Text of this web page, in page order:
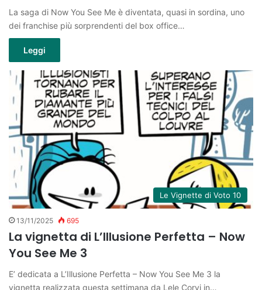
La saga di Now You See Me è diventata, quasi in sordina, uno
dei franchise più sorprendenti del box office…
Leggi
Le Vignette di Voto 10
13/11/2025 695
La vignetta di L’Illusione Perfetta – Now
You See Me 3
E’ dedicata a L’Illusione Perfetta – Now You See Me 3 la
vignetta realizzata questa settimana da Lele Corvi in…